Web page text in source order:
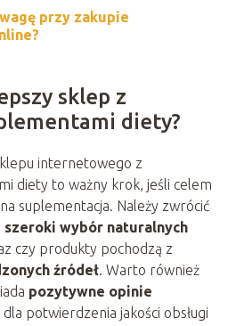
przy zakupie
sklep z
diety?
internetowego z
diety to ważny krok, jeśli celem
suplementacja. Należy zwrócić
szeroki wybór naturalnych
czy produkty pochodzą z
źródeł. Warto również
pozytywne opinie
potwierdzenia jakości obsługi